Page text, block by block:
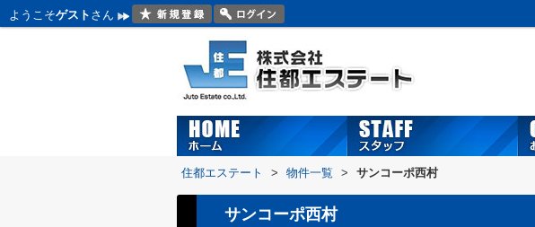
ようこそゲスト さん
住都エステート > 物件一覧 > サンコーポ西村
サンコーポ西村